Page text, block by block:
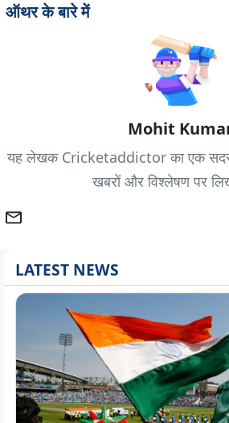
ऑथर के बारे में
Mohit
यह लेखक Cricketaddictor का एक
खबरों और विश्लेषण पर
LATEST NEWS